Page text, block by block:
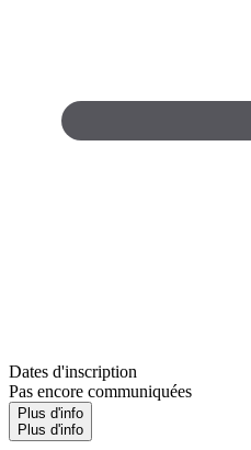
Dates d'inscription
Pas encore communiquées
Plus d'info
Plus d'info